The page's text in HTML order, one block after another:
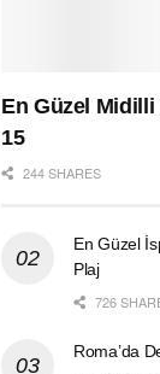
En Güzel Midilli
15
244 SHARES
En Güzel
Plaj
726
Roma’da